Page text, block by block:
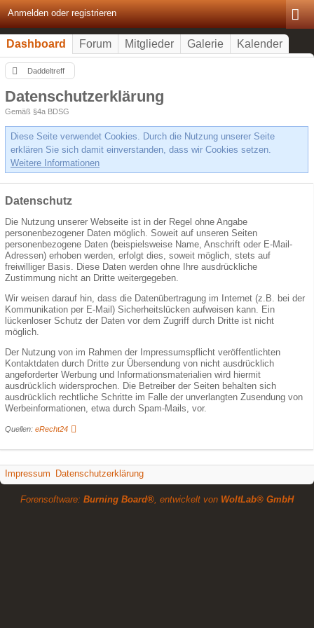
Anmelden oder registrieren
Dashboard Forum Mitglieder Galerie Kalender
Daddeltreff
Datenschutzerklärung
Gemäß §4a BDSG
Diese Seite verwendet Cookies. Durch die Nutzung unserer Seite
erklären Sie sich damit einverstanden, dass wir Cookies setzen.
Weitere Informationen
Datenschutz
Die Nutzung unserer Webseite ist in der Regel ohne Angabe
personenbezogener Daten möglich. Soweit auf unseren Seiten
personenbezogene Daten (beispielsweise Name, Anschrift oder E-Mail-
Adressen) erhoben werden, erfolgt dies, soweit möglich, stets auf
freiwilliger Basis. Diese Daten werden ohne Ihre ausdrückliche
Zustimmung nicht an Dritte weitergegeben.
Wir weisen darauf hin, dass die Datenübertragung im Internet (z.B. bei der
Kommunikation per E-Mail) Sicherheitslücken aufweisen kann. Ein
lückenloser Schutz der Daten vor dem Zugriff durch Dritte ist nicht
möglich.
Der Nutzung von im Rahmen der Impressumspflicht veröffentlichten
Kontaktdaten durch Dritte zur Übersendung von nicht ausdrücklich
angeforderter Werbung und Informationsmaterialien wird hiermit
ausdrücklich widersprochen. Die Betreiber der Seiten behalten sich
ausdrücklich rechtliche Schritte im Falle der unverlangten Zusendung von
Werbeinformationen, etwa durch Spam-Mails, vor.
Quellen: eRecht24
Impressum Datenschutzerklärung
Forensoftware: Burning Board®, entwickelt von WoltLab® GmbH